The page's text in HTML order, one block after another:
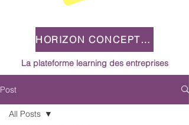
HORIZON CONCEPT 2.0
La plateforme learning des entreprises
Post
All Posts